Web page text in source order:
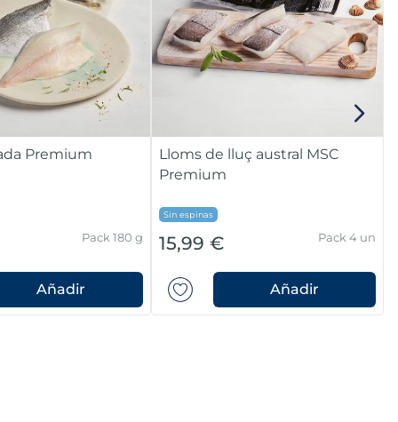
Premium
Pack 180 g
Añadir
Lloms de lluç austral MSC
Premium
Sin espinas
15,99 € Pack 4 un
Añadir